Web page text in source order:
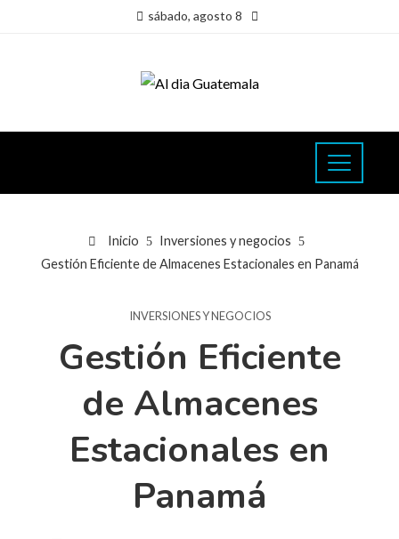
sábado, agosto 8
Inicio
Inversiones y negocios
Gestión Eficiente de Almacenes Estacionales en Panamá
INVERSIONES Y NEGOCIOS
Gestión Eficiente
de Almacenes
Estacionales en
Panamá